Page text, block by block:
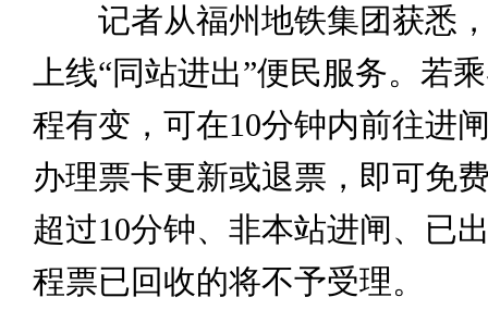
记者从福州地铁集团获悉，
上线“同站进出”便民服务。若
程有变，可在10分钟内前往进
办理票卡更新或退票，即可免
超过10分钟、非本站进闸、已
程票已回收的将不予受理。